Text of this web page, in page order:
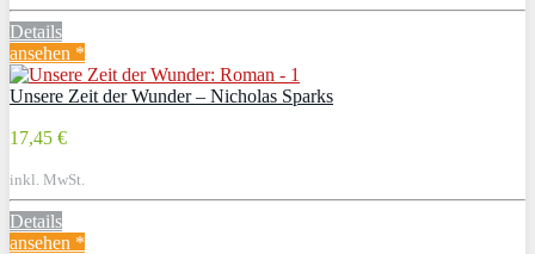
Details
ansehen *
Unsere Zeit der Wunder – Nicholas Sparks
17,45 €
inkl. MwSt.
Details
ansehen *